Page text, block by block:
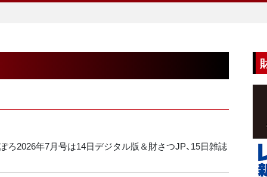
ろ2026年7月号は14日デジタル版＆財さつJP、15日雑誌